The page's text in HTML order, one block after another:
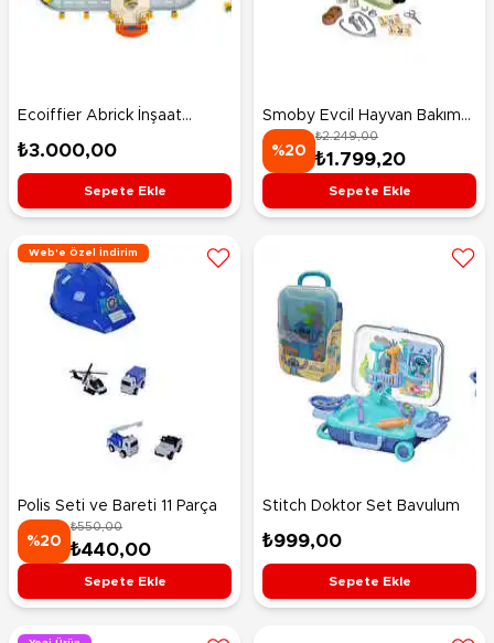
Ecoiffier Abrick İnşaat
Sahası Oyun Seti
₺3.000,00
Sepete Ekle
Smoby Evcil Hayvan Bakım
Çantası
%20
₺2.249,00
₺1.799,20
Sepete Ekle
Web'e Özel İndirim
Polis Seti ve Bareti 11 Parça
%20
₺550,00
₺440,00
Sepete Ekle
Stitch Doktor Set Bavulum
₺999,00
Sepete Ekle